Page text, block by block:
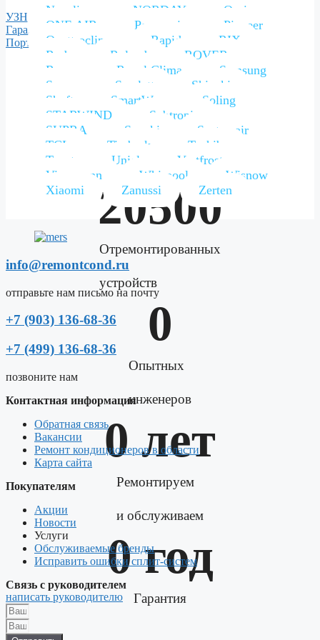
запасных частей
УЗНАТЬ ЦЕНУ
Гарантия
Портфолио
Отремонтированных
устройств
20500
Опытных
инженеров
0
Ремонтируем
и обслуживаем
0 лет
Гарантия
0 год
Neoclima
NORDAY
Oasis
ONE AIR
Panasonic
Pioneer
Quattroclima
Rapid
RIX
Roda
Roland
ROVER
Rovex
Royal Clima
Samsung
Sanyo
Scarlett
Shivaki
Shuft
SmartWay
Soling
STARWIND
Subtropic
SUPRA
Suzuki
Systemair
TCL
Timberk
Toshiba
Tosot
Uniel
Vestfrost
Viessmann
Whirpool
Wisnow
Xiaomi
Zanussi Zerten
info@remontcond.ru
отправьте нам письмо на почту
+7 (903) 136-68-36
+7 (499) 136-68-36
позвоните нам
Контактная информация
Обратная связь
Вакансии
Ремонт кондиционеров в области
Карта сайта
Покупателям
Акции
Новости
Услуги
Обслуживаемые бренды
Исправить ошибки сплит-систем
Связь с руководителем
написать руководителю